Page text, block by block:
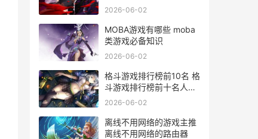
十名
2026-06-02
MOBA游戏有哪些 moba
类游戏必备知识
2026-06-02
格斗游戏排行榜前10名 格
斗游戏排行榜前十名人物
图片
2026-06-02
离线不用网络的游戏主推
离线不用网络的路由器